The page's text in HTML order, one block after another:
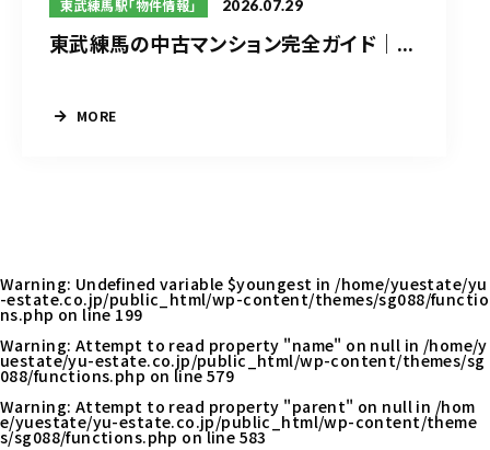
東武練馬駅「物件情報」 2026.07.29
東武練馬の中古マンション完全ガイド｜...
MORE
Warning: Undefined variable $youngest in /home/yuestate/yu
-estate.co.jp/public_html/wp-content/themes/sg088/functio
ns.php on line199
Warning: Attempt to read property "name" on null in /home/y
uestate/yu-estate.co.jp/public_html/wp-content/themes/sg
088/functions.php on line 579
Warning: Attempt to read property "parent" on null in /hom
e/yuestate/yu-estate.co.jp/public_html/wp-content/theme
s/sg088/functions.php on line 583